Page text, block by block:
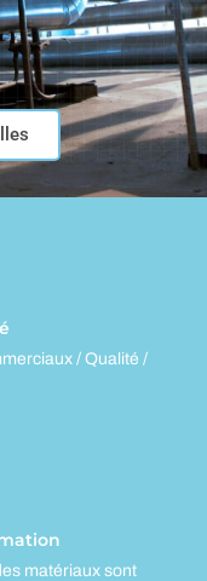
/ Qualité /
matériaux sont